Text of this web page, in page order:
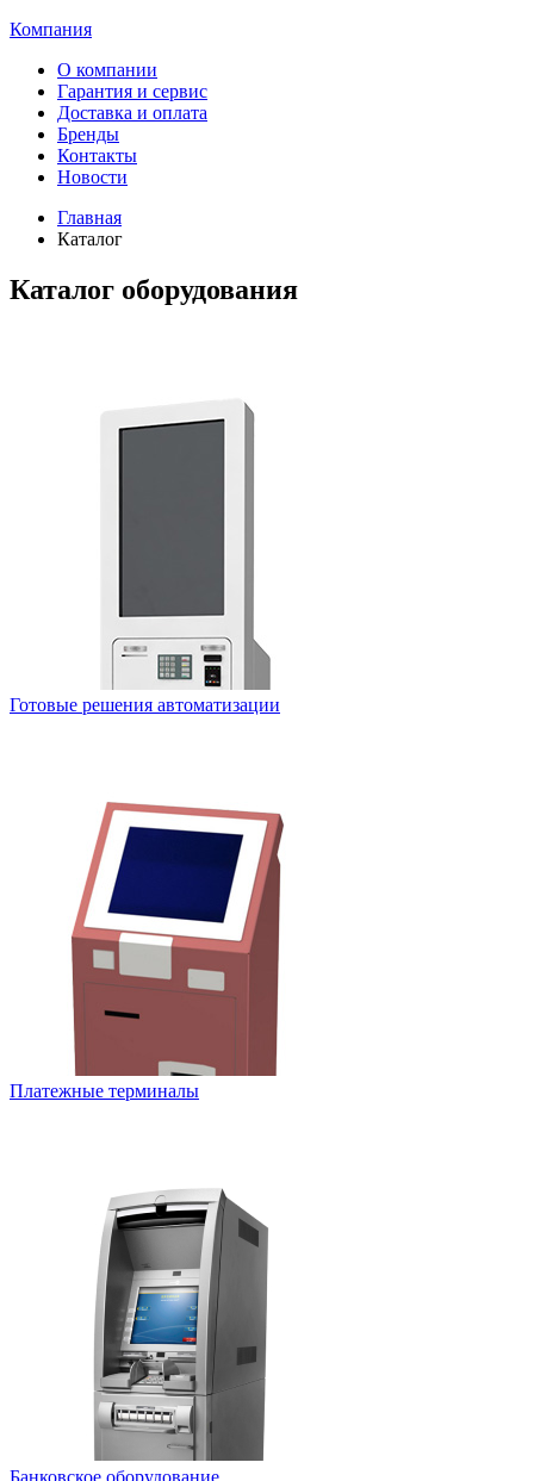
Компания
О компании
Гарантия и сервис
Доставка и оплата
Бренды
Контакты
Новости
Главная
Каталог
Каталог оборудования
Готовые решения автоматизации
Платежные терминалы
Банковское оборудование